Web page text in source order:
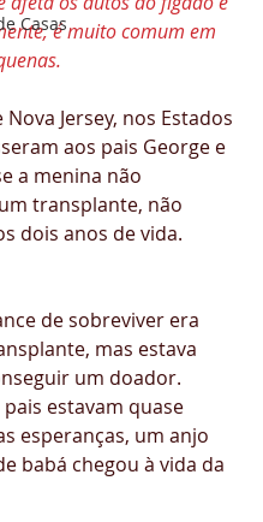
Casasé muito comum em
Jersey, nos Estados
aos pais George e
a menina não
transplante, não
dois anos de vida.
de sobreviver era
mas estava
um doador.
estavam quase
esperanças, um anjo
babá chegou à vida da